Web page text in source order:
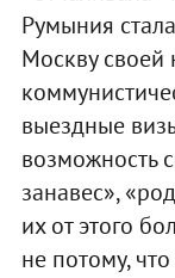
Румыния
Москву своей
выездные
возможность
занавес»,
их от этого
не потому,